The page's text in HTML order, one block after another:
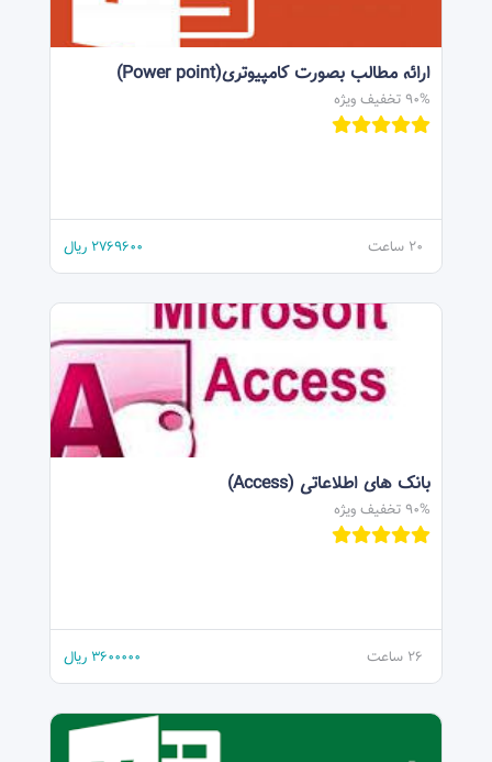
ارائه مطالب بصورت کامپیوتری(Power point)
90% تخفیف ویژه
20 ساعت 2769600 ریال
بانک های اطلاعاتی (Access)
90% تخفیف ویژه
26 ساعت 3600000 ریال